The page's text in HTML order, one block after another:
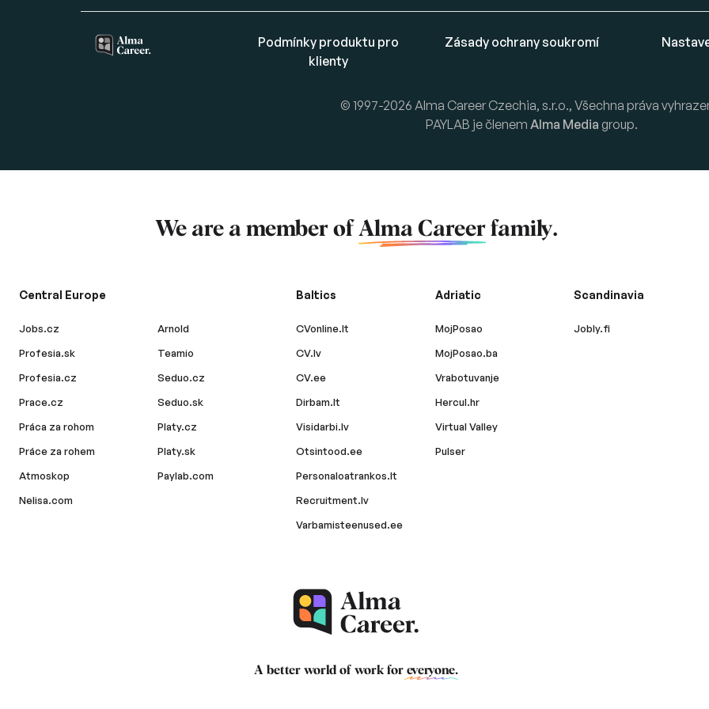
Podmínky produktu pro
klienty
Zásady ochrany soukromí
© 1997-2026 Alma Career Czechia, s.r.o., Všechna práva
PAYLAB je členem Alma Media group.
We are a member of Alma Careerfamily.
Central Europe
Jobs.cz
Profesia.sk
Profesia.cz
Prace.cz
Práca za rohom
Práce za rohem
Atmoskop
Nelisa.com
Arnold
Teamio
Seduo.cz
Seduo.sk
Platy.cz
Platy.sk
Paylab.com
Baltics
CVonline.lt
CV.lv
CV.ee
Dirbam.lt
Visidarbi.lv
Otsintood.ee
Personaloatrankos.lt
Recruitment.lv
Varbamisteenused.ee
Adriatic
MojPosao
MojPosao.ba
Vrabotuvanje
Hercul.hr
Virtual Valley
Pulser
Scandinavia
Jobly.fi
A better world of work for everyone.